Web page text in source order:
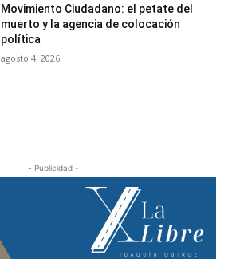
Movimiento Ciudadano: el petate del
muerto y la agencia de colocación
política
agosto 4, 2026
- Publicidad -